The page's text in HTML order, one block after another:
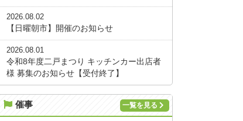
2026.08.02
【日曜朝市】開催のお知らせ
2026.08.01
令和8年度二戸まつり キッチンカー出店者
様 募集のお知らせ【受付終了】
催事 一覧を見る